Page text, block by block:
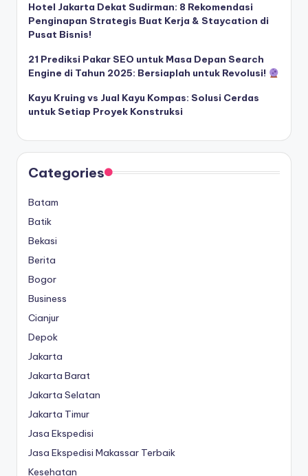
Hotel Jakarta Dekat Sudirman: 8 Rekomendasi
Penginapan Strategis Buat Kerja & Staycation di
Pusat Bisnis!
21 Prediksi Pakar SEO untuk Masa Depan Search
Engine di Tahun 2025: Bersiaplah untuk Revolusi!
Kayu Kruing vs Jual Kayu Kompas: Solusi Cerdas
untuk Setiap Proyek Konstruksi
Categories
Batam
Batik
Bekasi
Berita
Bogor
Business
Cianjur
Depok
Jakarta
Jakarta Barat
Jakarta Selatan
Jakarta Timur
Jasa Ekspedisi
Jasa Ekspedisi Makassar Terbaik
Kesehatan